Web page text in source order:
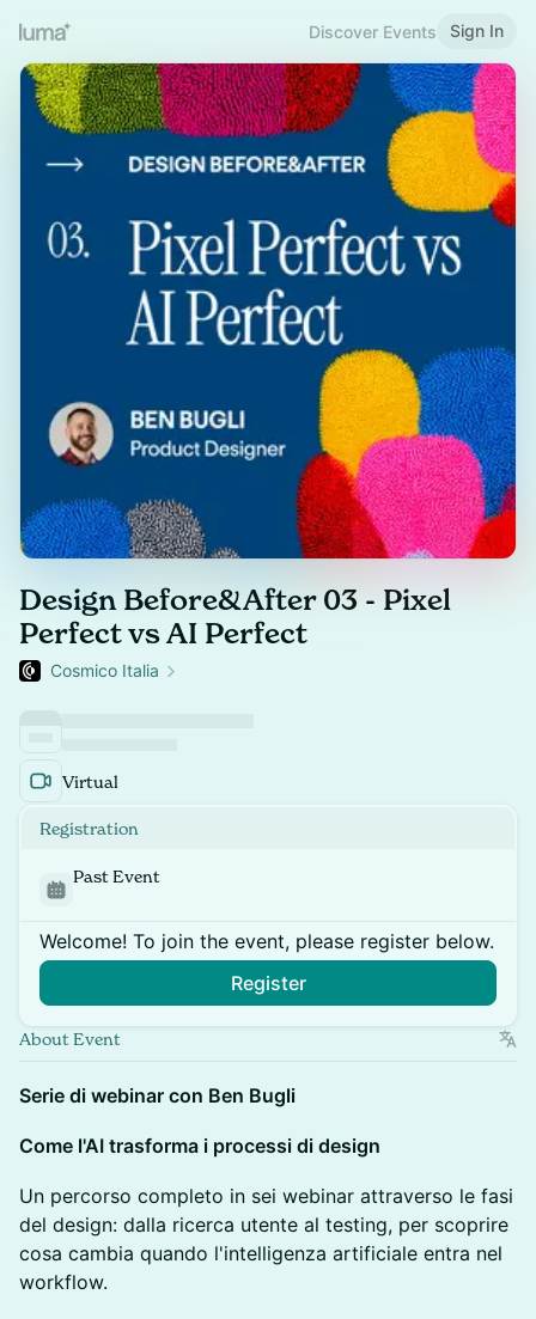
Discover Events Sign In
Design Before&After 03 - Pixel
Perfect vs AI Perfect
Cosmico Italia
Virtual
Registration
Past Event
Welcome! To join the event, please register below.
Register
About Event
Serie di webinar con Ben Bugli
Come l'AI trasforma i processi di design
Un percorso completo in sei webinar attraverso le fasi
del design: dalla ricerca utente al testing, per scoprire
cosa cambia quando l'intelligenza artificiale entra nel
workflow.